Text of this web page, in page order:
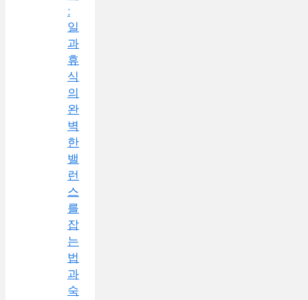
:
일
과
휴
식
의
완
벽
한
밸
런
스
를
잡
는
법
과
숙